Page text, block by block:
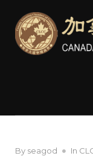
content
By seagod In